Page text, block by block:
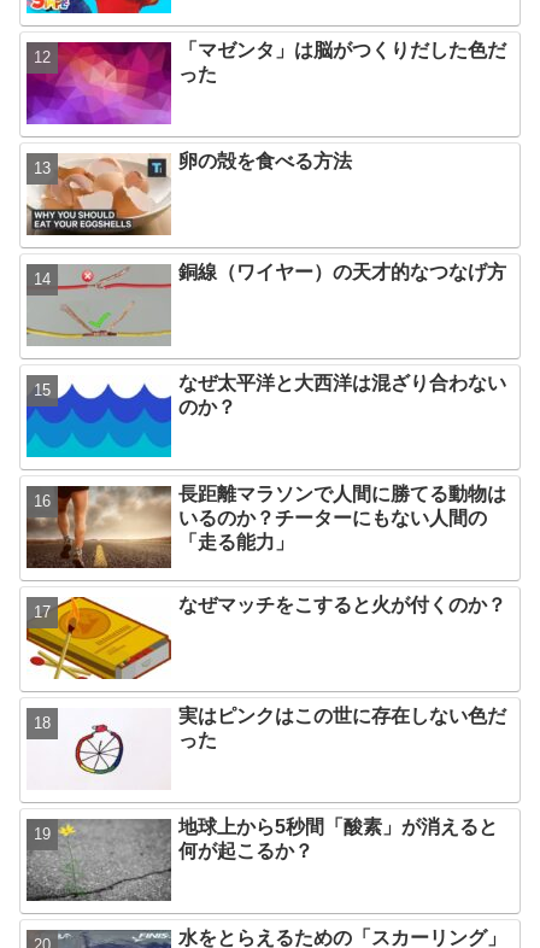
「マゼンタ」は脳がつくりだした色だ
った
卵の殻を食べる方法
銅線（ワイヤー）の天才的なつなげ方
なぜ太平洋と大西洋は混ざり合わない
のか？
長距離マラソンで人間に勝てる動物は
いるのか？チーターにもない人間の
「走る能力」
なぜマッチをこすると火が付くのか？
実はピンクはこの世に存在しない色だ
った
地球上から5秒間「酸素」が消えると
何が起こるか？
水をとらえるための「スカーリング」